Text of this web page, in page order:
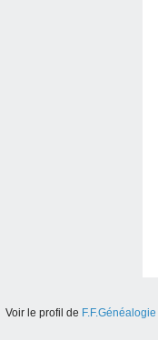
Voir le profil de F.F.Généalogie